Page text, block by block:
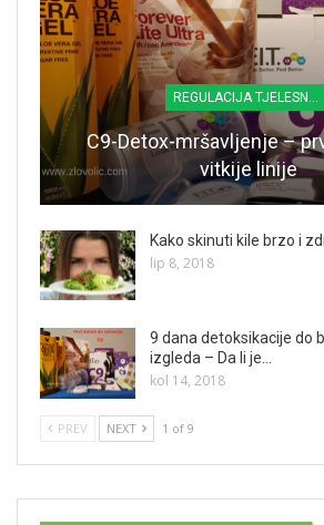
C9-Detox-mršavljenje –
vitkije linije
Kako skinuti kile brzo i
lip 8, 2018
9 dana detoksikacije do
izgleda – Da li je…
kol 14, 2018
PREV NEXT 1 of 9